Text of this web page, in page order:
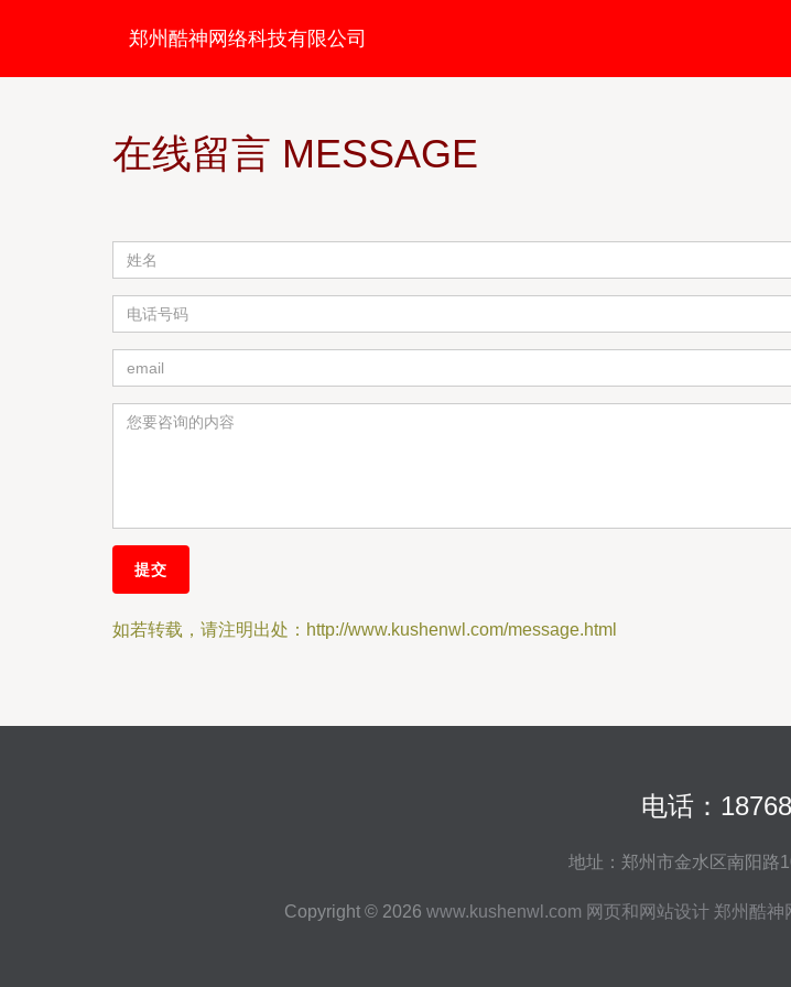
郑州酷神网络科技有限公司
在线留言 MESSAGE
如若转载，请注明出处：http://www.kushenwl.com/message.html
电话：
地址：郑州市金水区南阳路
Copyright © 2026 www.kushenwl.com 网页和网站设计 郑州酷神